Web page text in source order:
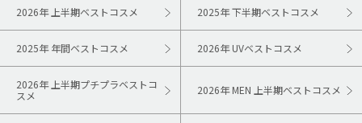
2026年 上半期ベストコスメ 2025年 下半期ベストコスメ
2025年 年間ベストコスメ 2026年 UVベストコスメ
2026年 上半期プチプラベストコ
スメ
2026年 MEN 上半期ベストコスメ